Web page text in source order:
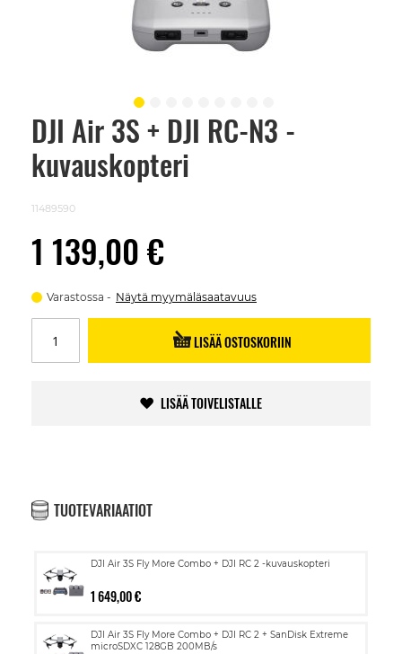
DJI Air 3S + DJI RC-N3 -
kuvauskopteri
11489590
1 139,00 €
Varastossa Näytä myymäläsaatavuus
LISÄÄ OSTOSKORIIN
LISÄÄ TOIVELISTALLE
TUOTEVARIAATIOT
DJI Air 3S Fly More Combo + DJI RC 2 -kuvauskopteri
1 649,00 €
DJI Air 3S Fly More Combo + DJI RC 2 + SanDisk Extreme
microSDXC 128GB 200MB/s
Skip
beginning
images